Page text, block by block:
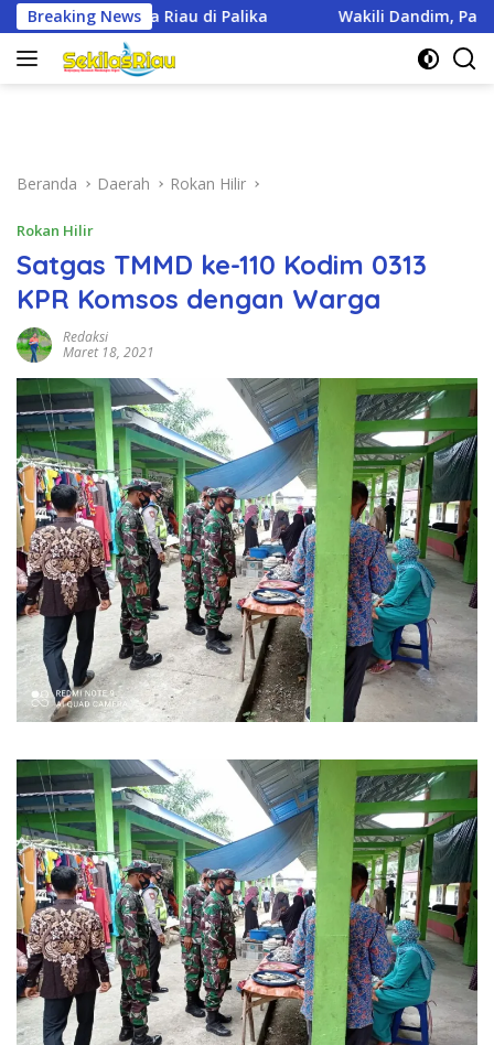
Langsung
ke
konten
Breaking News
Wakili Dandim, Pasi Pers Kodim 0321/Rohil Hadiri
Beranda Daerah Rokan Hilir
Rokan Hilir
Satgas TMMD ke-110 Kodim 0313
KPR Komsos dengan Warga
Redaksi
Maret 18, 2021